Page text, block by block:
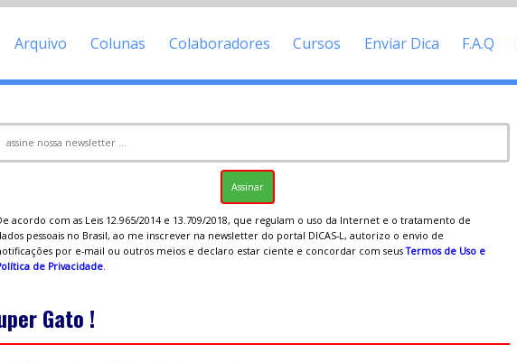
Arquivo Colunas Colaboradores Cursos Enviar Dica F.A.Q
acordo com as Leis 12.965/2014 e 13.709/2018, que regulam o uso da Internet e o tratamento de
pessoais no Brasil, ao me inscrever na newsletter do portal DICAS-L, autorizo o envio de
por e-mail ou outros meios e declaro estar ciente e concordar com seusTermos de Uso e
de Privacidade.
Gato !